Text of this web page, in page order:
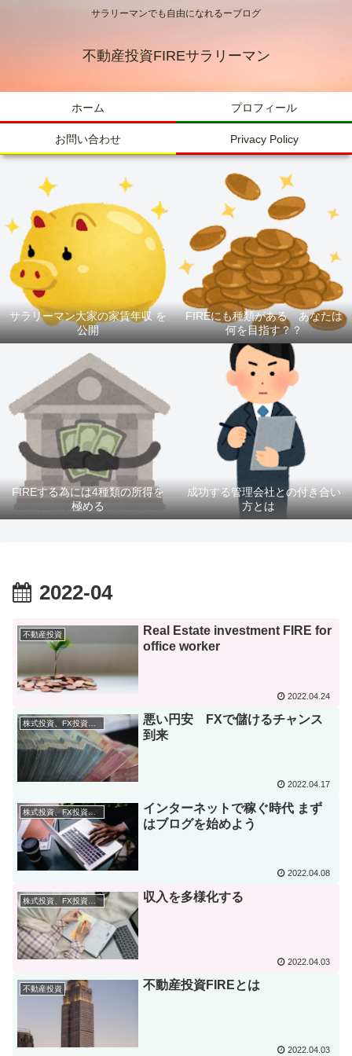
サラリーマンでも自由になれるーブログ
不動産投資FIREサラリーマン
ホーム プロフィール
お問い合わせ Privacy Policy
サラリーマン大家の家賃年収 を
公開
FIREにも種類がある あなたは
何を目指す？？
FIREする為には4種類の所得を
極める
成功する管理会社との付き合い
方とは
2022-04
不動産投資
Real Estate investment FIRE for
office worker
2022.04.24
悪い円安 FXで儲けるチャンス
到来
2022.04.17
株式投資、FX投資、その他の投資
インターネットで稼ぐ時代 まず
はブログを始めよう
2022.04.08
収入を多様化する
2022.04.03
不動産投資 不動産投資FIREとは
2022.04.03